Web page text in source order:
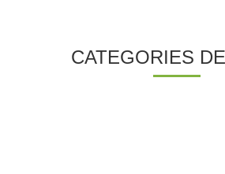
CATEGORIES